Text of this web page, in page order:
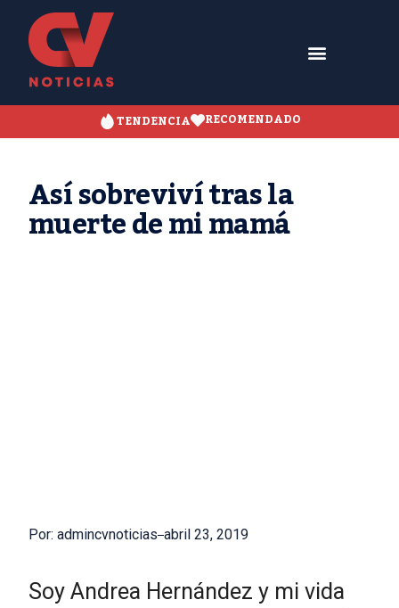
TENDENCIA RECOMENDADO
Así sobreviví tras la
muerte de mi mamá
Por: admincvnoticias abril 23, 2019
Soy Andrea Hernández y mi vida